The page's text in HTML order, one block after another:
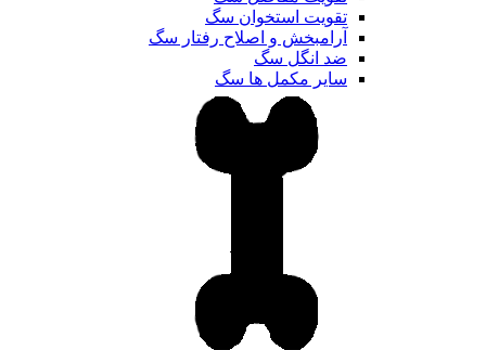
تقویت استخوان سگ
آرامبخش و اصلاح رفتار سگ
ضد انگل سگ
سایر مکمل ها سگ